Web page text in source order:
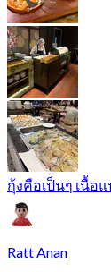
กุ้งคือเป็นๆ เนื้
Ratt Anan